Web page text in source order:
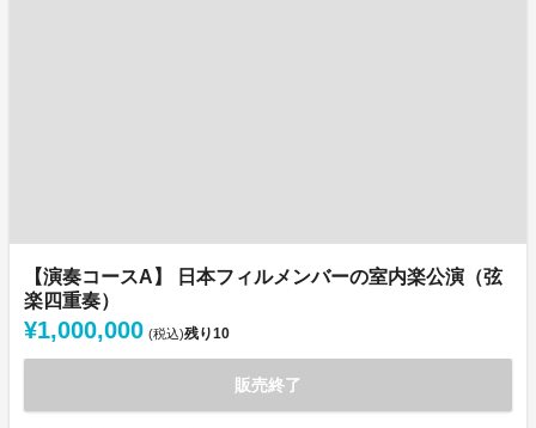
【演奏コースA】 日本フィルメンバーの室内楽公演（弦
楽四重奏）
¥1,000,000 (税込)残り10
販売終了